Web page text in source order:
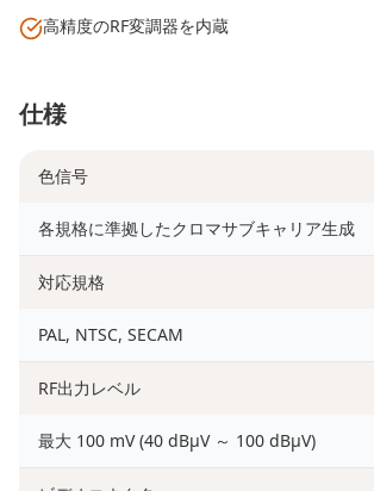
高精度のRF変調器を内蔵
仕様
色信号
各規格に準拠したクロマサブキャリア生成
対応規格
PAL, NTSC, SECAM
RF出力レベル
最大 100 mV (40 dBμV ～ 100 dBμV)